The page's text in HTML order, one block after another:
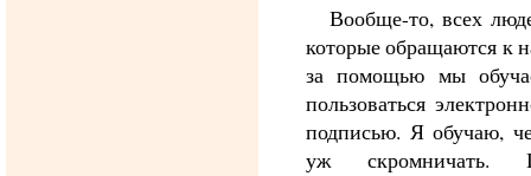
Вообще-то, всех
которые обращаются к
за помощью мы
пользоваться
подписью. Я обучаю,
уж скромничать.